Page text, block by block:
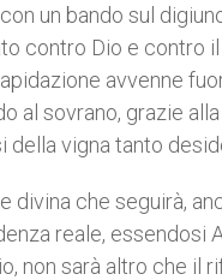
un bando sul
contro Dio e contro il
avvenne
al sovrano, grazie
della vigna tanto
divina che seguirà,
reale, essendosi
non sarà altro che il